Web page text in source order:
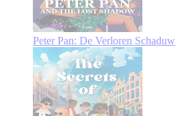
Peter Pan: De Verloren Schaduw